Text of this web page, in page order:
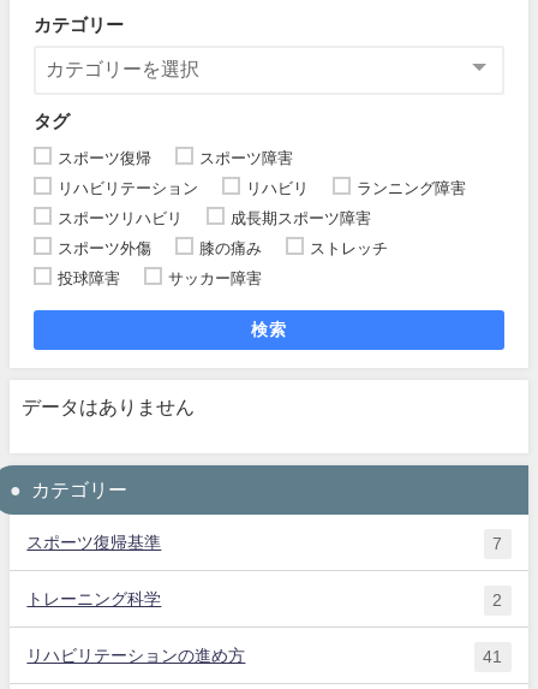
カテゴリー
タグ
スポーツ復帰
スポーツ障害
リハビリテーション
リハビリ
ランニング障害
スポーツリハビリ
成長期スポーツ障害
スポーツ外傷
膝の痛み
ストレッチ
投球障害
サッカー障害
検索
データはありません
カテゴリー
スポーツ復帰基準 7
トレーニング科学 2
リハビリテーションの進め方 41